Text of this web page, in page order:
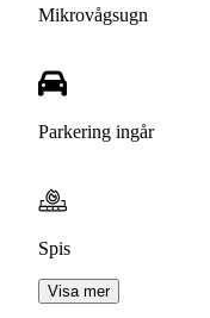
Mikrovågsugn
Parkering ingår
Spis
Visa mer